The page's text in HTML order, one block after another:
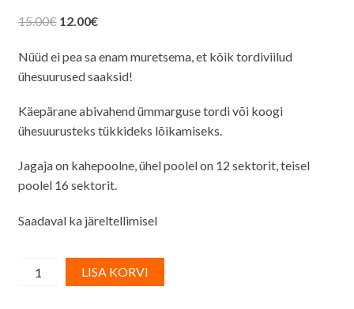
15.00€ Algne
oli:
15.00€.
12.00€Praegune
on:
12.00€.
Nüüd ei pea sa enam muretsema, et kõik tordiviilud
ühesuurused saaksid!
Käepärane abivahend ümmarguse tordi või koogi
ühesuurusteks tükkideks lõikamiseks.
Jagaja on kahepoolne, ühel poolel on 12 sektorit, teisel
poolel 16 sektorit.
Saadaval ka järeltellimisel
Tordiviilu/
tordilõigu
LISA KORVI